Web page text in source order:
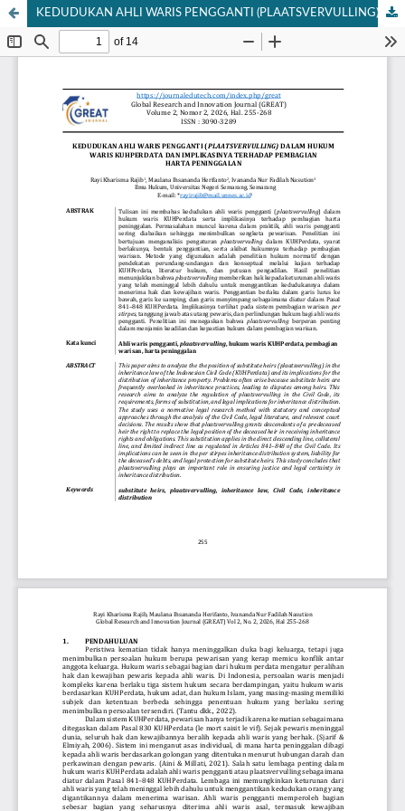
KEDUDUKAN AHLI WARIS PENGGANTI (PLAATSVERVULLING) DALAM HUKUM WARIS KUHPERDATA DAN IMPLIKASINYA TERHADAP PEMBAGIAN HARTA PENINGGALAN